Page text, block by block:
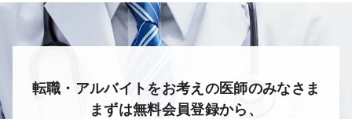
心療内科 泌尿器科 眼科 耳鼻咽喉科
皮膚科 麻酔科 リハビリテーション科
転職・アルバイトをお考えの医師のみなさま
まずは無料会員登録から、